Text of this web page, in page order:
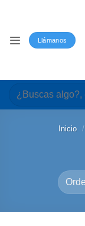
Llámanos
Buscar
por:
Inicio /